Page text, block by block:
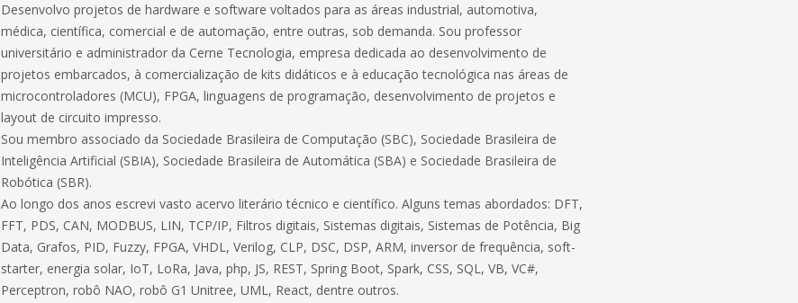
Desenvolvo projetos de hardware e software voltados para as áreas industrial, automotiva,
médica, científica, comercial e de automação, entre outras, sob demanda. Sou professor
universitário e administrador da Cerne Tecnologia, empresa dedicada ao desenvolvimento de
projetos embarcados, à comercialização de kits didáticos e à educação tecnológica nas áreas de
microcontroladores (MCU), FPGA, linguagens de programação, desenvolvimento de projetos e
layout de circuito impresso.
Sou membro associado da Sociedade Brasileira de Computação (SBC), Sociedade Brasileira de
Inteligência Artificial (SBIA), Sociedade Brasileira de Automática (SBA) e Sociedade Brasileira de
Robótica (SBR).
Ao longo dos anos escrevi vasto acervo literário técnico e científico. Alguns temas abordados: DFT,
FFT, PDS, CAN, MODBUS, LIN, TCP/IP, Filtros digitais, Sistemas digitais, Sistemas de Potência, Big
Data, Grafos, PID, Fuzzy, FPGA, VHDL, Verilog, CLP, DSC, DSP, ARM, inversor de frequência, soft-
starter, energia solar, IoT, LoRa, Java, php, JS, REST, Spring Boot, Spark, CSS, SQL, VB, VC#,
Perceptron, robô NAO, robô G1 Unitree, UML, React, dentre outros.